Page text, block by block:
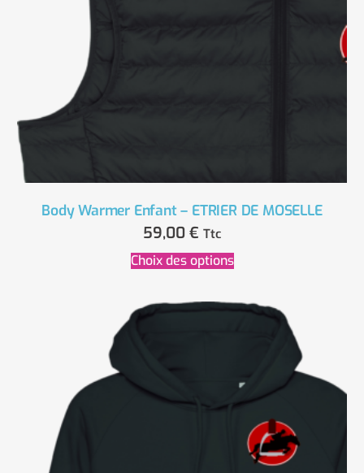
Body Warmer Enfant – ETRIER DE MOSELLE
59,00 € Ttc
Choix des options